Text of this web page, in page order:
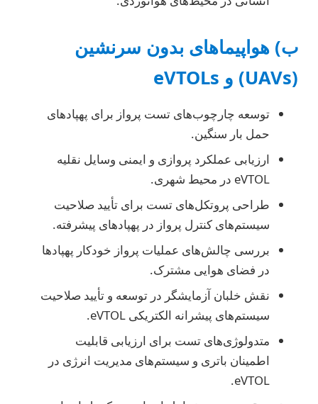
ب) هواپیماهای بدون سرنشین
(UAVs) و eVTOLs
توسعه چارچوب‌های تست پرواز برای پهپادهای
حمل بار سنگین.
ارزیابی عملکرد پروازی و ایمنی وسایل نقلیه
eVTOL در محیط شهری.
طراحی پروتکل‌های تست برای تأیید صلاحیت
سیستم‌های کنترل پرواز در پهپادهای پیشرفته.
بررسی چالش‌های عملیات پرواز خودکار پهپادها
در فضای هوایی مشترک.
نقش خلبان آزمایشگر در توسعه و تأیید صلاحیت
سیستم‌های پیشرانه الکتریکی eVTOL.
متدولوژی‌های تست برای ارزیابی قابلیت
اطمینان باتری و سیستم‌های مدیریت انرژی در
eVTOL.